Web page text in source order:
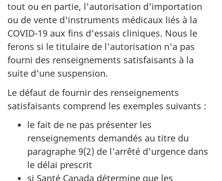
tout ou en partie, l'autorisation d'importation
ou de vente d'instruments médicaux liés à la
COVID-19 aux fins d'essais cliniques. Nous le
ferons si le titulaire de l'autorisation n'a pas
fourni des renseignements satisfaisants à la
suite d'une suspension.
Le défaut de fournir des renseignements
satisfaisants comprend les exemples suivants :
le fait de ne pas présenter les
renseignements demandés au titre du
paragraphe 9(2) de l'arrêté d'urgence dans
le délai prescrit
si Santé Canada détermine que les